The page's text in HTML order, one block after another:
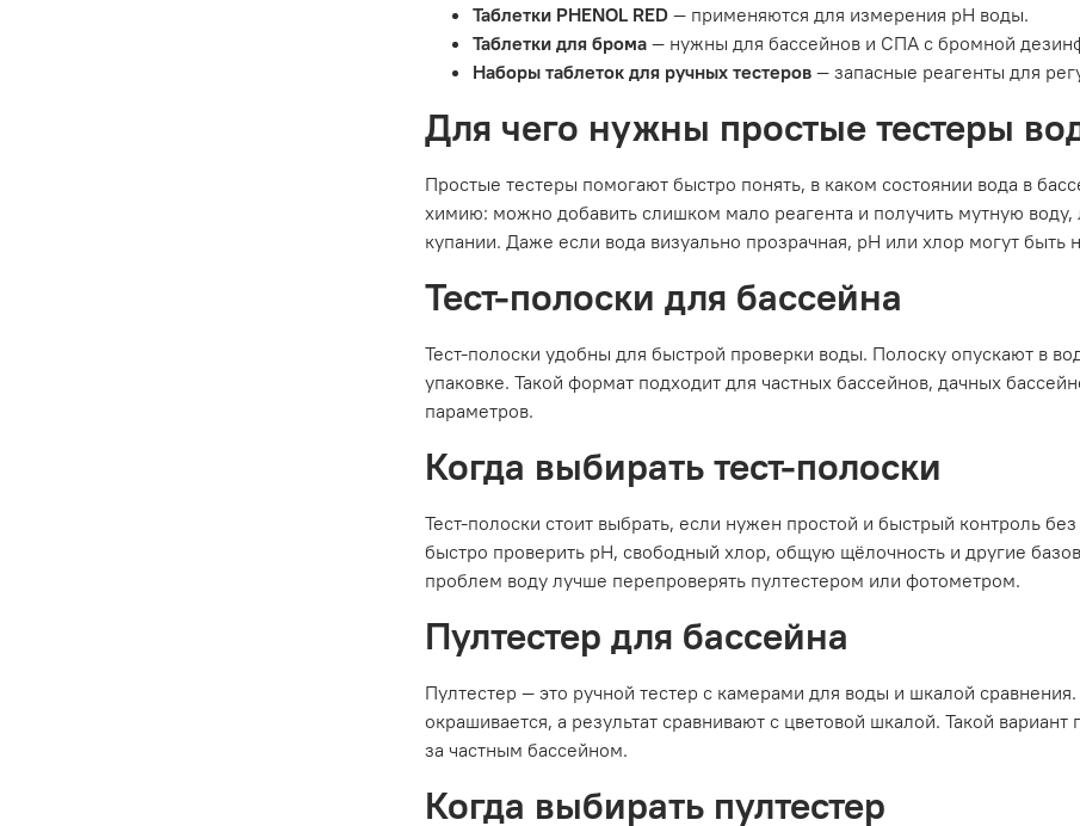
Таблетки PHENOL RED— применяются для измерения pH воды.
Таблетки для брома— нужны для бассейнов и СПА с бромной
Наборы таблеток для ручных тестеров— запасные реагенты для
Для чего нужны простые тестеры
Простые тестеры помогают быстро понять, в каком состоянии вода в
химию: можно добавить слишком мало реагента и получить мутную
купании. Даже если вода визуально прозрачная, pH или хлор могут быть
Тест-полоски для бассейна
Тест-полоски удобны для быстрой проверки воды. Полоску опускают в
упаковке. Такой формат подходит для частных бассейнов, дачных
параметров.
Когда выбирать тест-полоски
Тест-полоски стоит выбрать, если нужен простой и быстрый контроль
быстро проверить pH, свободный хлор, общую щёлочность и другие
проблем воду лучше перепроверять пултестером или фотометром.
Пултестер для бассейна
Пултестер — это ручной тестер с камерами для воды и шкалой
окрашивается, а результат сравнивают с цветовой шкалой. Такой
за частным бассейном.
Когда выбирать пултестер